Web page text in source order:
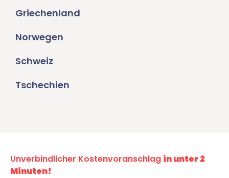
Griechenland
Norwegen
Schweiz
Tschechien
Unverbindlicher Kostenvoranschlag in unter 2
Minuten!